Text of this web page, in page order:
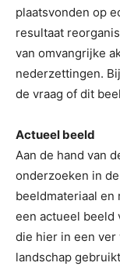
plaatsvonden op
resultaat
van omvangrijke
nederzettingen.
de vraag of dit
Actueel beeld
Aan de hand van
onderzoeken in
beeldmateriaal
een actueel beeld
die hier in een
landschap